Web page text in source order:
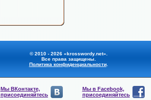
© 2010 - 2026 «krosswordy.net».
Все права защищены.
Политика конфиденциальности.
Мы ВКонтакте,
присоединяйтесь
Мы в Facebook,
присоединяйтесь